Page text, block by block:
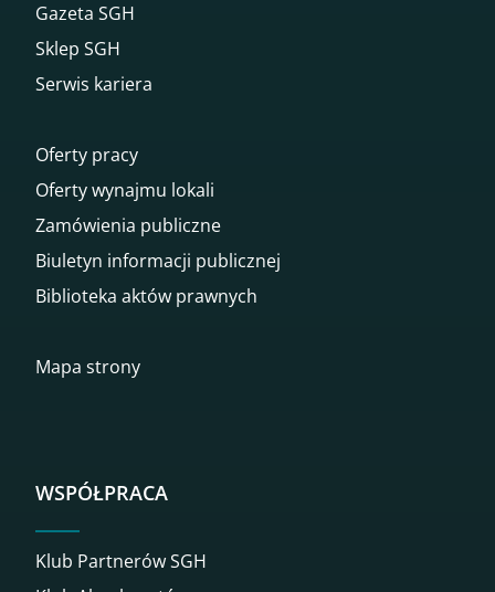
Gazeta SGH
Sklep SGH
Serwis kariera
Oferty pracy
Oferty wynajmu lokali
Zamówienia publiczne
Biuletyn informacji publicznej
Biblioteka aktów prawnych
Mapa strony
WSPÓŁPRACA
Klub Partnerów SGH